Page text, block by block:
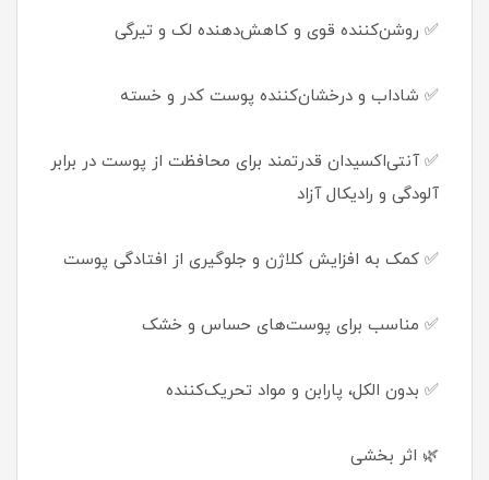
✅ روشن‌کننده قوی و کاهش‌دهنده لک و تیرگی
✅ شاداب و درخشان‌کننده پوست کدر و خسته
✅ آنتی‌اکسیدان قدرتمند برای محافظت از پوست در برابر
آلودگی و رادیکال آزاد
✅ کمک به افزایش کلاژن و جلوگیری از افتادگی پوست
✅ مناسب برای پوست‌های حساس و خشک
✅ بدون الکل، پارابن و مواد تحریک‌کننده
🌿 اثر بخشی